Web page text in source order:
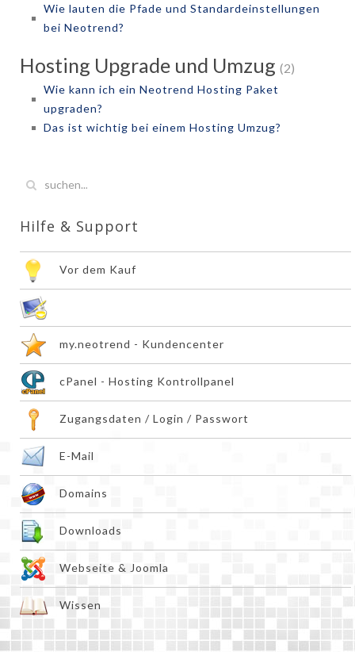
Wie lauten die Pfade und Standardeinstellungen
bei Neotrend?
Hosting Upgrade und Umzug (2)
Wie kann ich ein Neotrend Hosting Paket
upgraden?
Das ist wichtig bei einem Hosting Umzug?
Hilfe & Support
Vor dem Kauf
my.neotrend - Kundencenter
cPanel - Hosting Kontrollpanel
Zugangsdaten / Login / Passwort
E-Mail
Domains
Downloads
Webseite & Joomla
Wissen